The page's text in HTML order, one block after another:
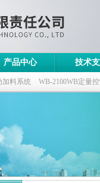
产品中心 技术
加料系统 WB-2100WB定量